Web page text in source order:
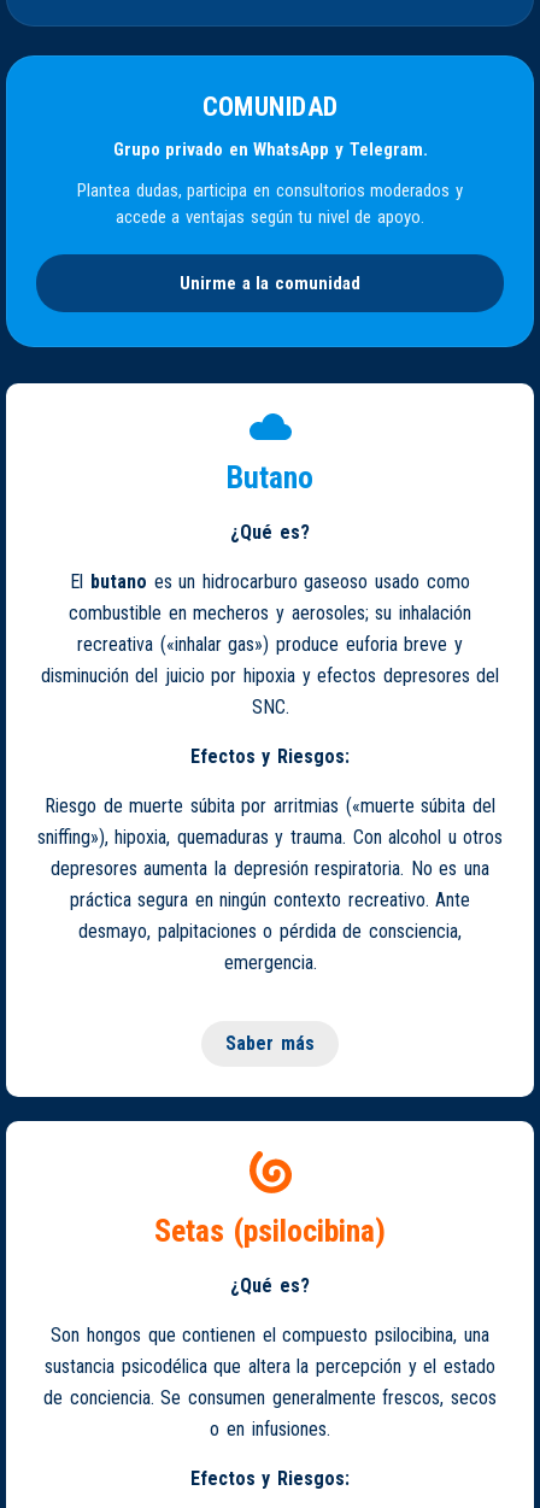
COMUNIDAD
Grupo privado en WhatsApp y Telegram.
Plantea dudas, participa en consultorios moderados y
accede a ventajas según tu nivel de apoyo.
Unirme a la comunidad
Butano
¿Qué es?
El butano es un hidrocarburo gaseoso usado como
combustible en mecheros y aerosoles; su inhalación
recreativa («inhalar gas») produce euforia breve y
disminución del juicio por hipoxia y efectos depresores del
SNC.
Efectos y Riesgos:
Riesgo de muerte súbita por arritmias («muerte súbita del
sniffing»), hipoxia, quemaduras y trauma. Con alcohol u otros
depresores aumenta la depresión respiratoria. No es una
práctica segura en ningún contexto recreativo. Ante
desmayo, palpitaciones o pérdida de consciencia,
emergencia.
Saber más
Setas (psilocibina)
¿Qué es?
Son hongos que contienen el compuesto psilocibina, una
sustancia psicodélica que altera la percepción y el estado
de conciencia. Se consumen generalmente frescos, secos
o en infusiones.
Efectos y Riesgos: